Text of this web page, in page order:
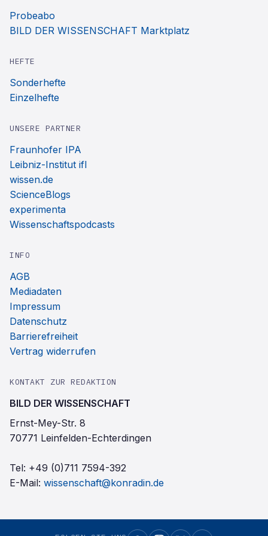
Probeabo
BILD DER WISSENSCHAFT Marktplatz
HEFTE
Sonderhefte
Einzelhefte
UNSERE PARTNER
Fraunhofer IPA
Leibniz-Institut ifl
wissen.de
ScienceBlogs
experimenta
Wissenschaftspodcasts
INFO
AGB
Mediadaten
Impressum
Datenschutz
Barrierefreiheit
Vertrag widerrufen
KONTAKT ZUR REDAKTION
BILD DER WISSENSCHAFT
Ernst-Mey-Str. 8
70771 Leinfelden-Echterdingen
Tel: +49 (0)711 7594-392
E-Mail: wissenschaft@konradin.de